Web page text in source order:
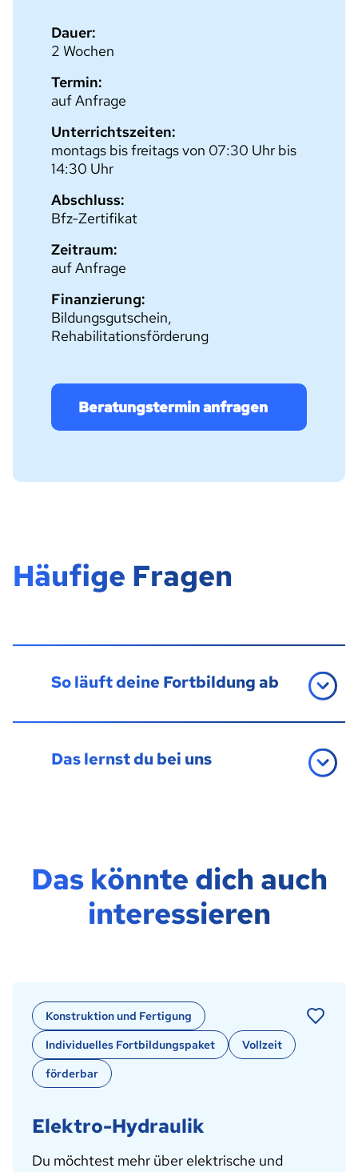
Dauer:
2 Wochen
Termin:
auf Anfrage
Unterrichtszeiten:
montags bis freitags von 07:30 Uhr bis
14:30 Uhr
Abschluss:
Bfz-Zertifikat
Zeitraum:
auf Anfrage
Finanzierung:
Bildungsgutschein,
Rehabilitationsförderung
Beratungstermin anfragen
Häufige Fragen
So läuft deine Fortbildung ab
Das lernst du bei uns
Das könnte dich auch
interessieren
Konstruktion und Fertigung
Individuelles Fortbildungspaket
Vollzeit
förderbar
Elektro-Hydraulik
Du möchtest mehr über elektrische und